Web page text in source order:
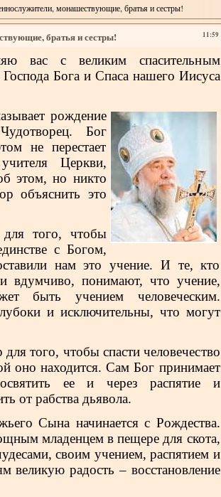
монашествующие, братья и сестры!
11:59
братья и сестры!
вас с великим спасительным
Бога и Спаса нашего Иисуса
рождение
Бог
не перестает
Церкви,
этом, но никто
объяснить это
того, чтобы
с Богом,
нам это учение. И те, кто
и вдумчиво, понимают, что учение,
быть учением человеческим.
и исключительны, что могут
того, чтобы спасти человечество
оно находится. Сам Бог принимает
ее и через распятие и
от рабства дьявола.
Сына начинается с Рождества.
младенцем в пещере для скота,
своим учением, распятием и
великую радость – восстановление